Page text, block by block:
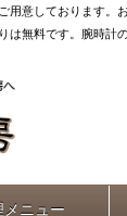
意しております
無料です。腕時計
ニュー